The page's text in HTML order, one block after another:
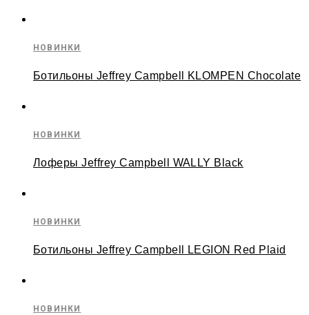
НОВИНКИ
Ботильоны Jeffrey Campbell KLOMPEN Chocolate
НОВИНКИ
Лоферы Jeffrey Campbell WALLY Black
НОВИНКИ
Ботильоны Jeffrey Campbell LEGION Red Plaid
НОВИНКИ